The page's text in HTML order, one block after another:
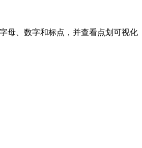
母、数字和标点，并查看点划可视化